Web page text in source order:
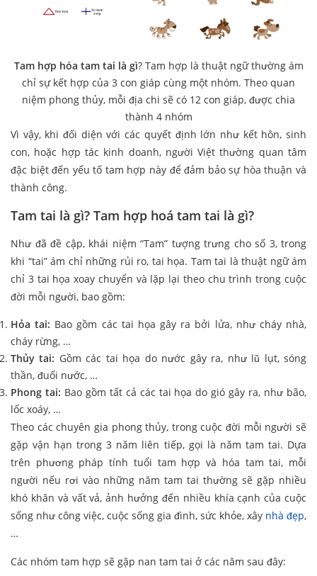
Tam hợp hóa tam tai là gì? Tam hợp là thuật ngữ thường ám
chỉ sự kết hợp của 3 con giáp cùng một nhóm. Theo quan
niệm phong thủy, mỗi địa chi sẽ có 12 con giáp, được chia
thành 4 nhóm
Vì vậy, khi đối diện với các quyết định lớn như kết hôn, sinh
con, hoặc hợp tác kinh doanh, người Việt thường quan tâm
đặc biệt đến yếu tố tam hợp này để đảm bảo sự hòa thuận và
thành công.
Tam tai là gì? Tam hợp hoá tam tai là gì?
Như đã đề cập, khái niệm “Tam” tượng trưng cho số 3, trong
khi “tai” ám chỉ những rủi ro, tai họa. Tam tai là thuật ngữ ám
chỉ 3 tai họa xoay chuyển và lặp lại theo chu trình trong cuộc
đời mỗi người, bao gồm:
Hỏa tai: Bao gồm các tai họa gây ra bởi lửa, như cháy nhà,
cháy rừng, …
Thủy tai: Gồm các tai họa do nước gây ra, như lũ lụt, sóng
thần, đuối nước, …
Phong tai: Bao gồm tất cả các tai họa do gió gây ra, như bão,
lốc xoáy, …
Theo các chuyên gia phong thủy, trong cuộc đời mỗi người sẽ
gặp vận hạn trong 3 năm liên tiếp, gọi là năm tam tai. Dựa
trên phương pháp tính tuổi tam hợp và hóa tam tai, mỗi
người nếu rơi vào những năm tam tai thường sẽ gặp nhiều
khó khăn và vất vả, ảnh hưởng đến nhiều khía cạnh của cuộc
sống như công việc, cuộc sống gia đình, sức khỏe, xây nhà đẹp,
…
Các nhóm tam hợp sẽ gặp nan tam tai ở các năm sau đây: